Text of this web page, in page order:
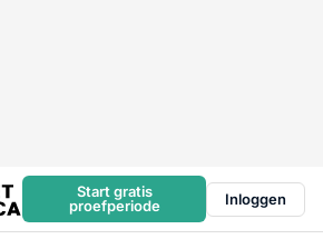
Start gratis
proefperiode
Inloggen